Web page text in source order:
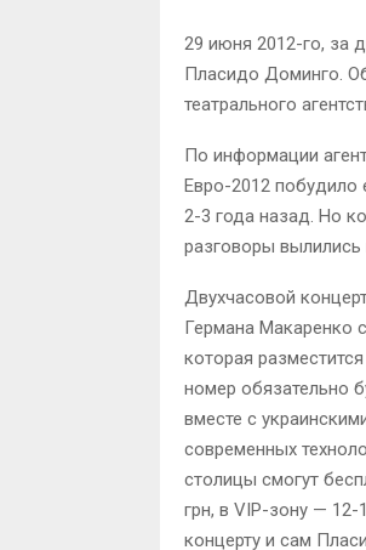
29 июня 2012-го, за
Пласидо Доминго.
театрального
По информации
Евро-2012 побудило
2-3 года назад. Но
разговоры
Двухчасовой
Германа Макаренко
которая
номер обязательно
вместе с
современных
столицы смогут
грн, в VIP-зону — 12-
концерту и сам